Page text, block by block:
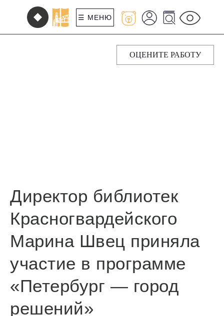
☰ МЕНЮ
ОЦЕНИТЕ РАБОТУ
Директор библиотек
Красногвардейского
Марина Швец приняла
участие в программе
«Петербург — город
решений»